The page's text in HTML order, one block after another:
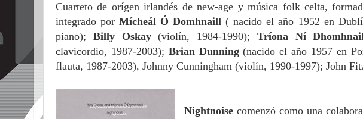
Cuarteto de orígen irlandés de new-age y música folk celta,
integrado porMícheál Ó Domhnaill ( nacido el año 1952 en
piano); Billy Oskay(violín, 1984-1990); Tríona Ní
clavicordio, 1987-2003); Brian Dunning(nacido el año 1957 en
flauta, 1987-2003), Johnny Cunningham (violín, 1990-1997); John
Nightnoisecomenzó como una